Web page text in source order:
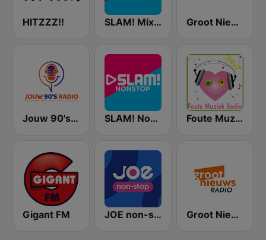
HITZZZ!! SLAM! Mixmarathon Groot Nieuws Radio Non-stop
Jouw 90's Radio SLAM! Nonstop Foute Muziek Radio
Gigant FM JOE non-stop Groot Nieuws Radio